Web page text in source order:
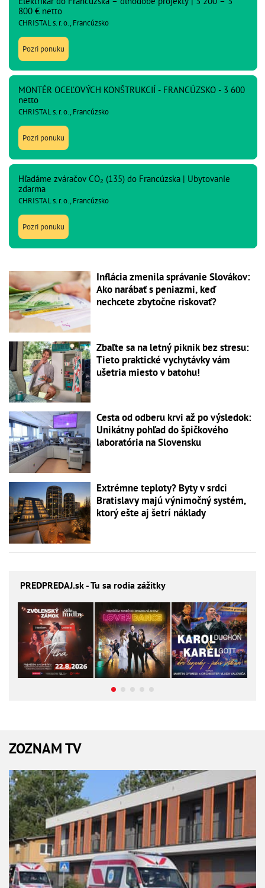
800 € netto
CHRISTAL s. r. o., Francúzsko
Pozri ponuku
MONTÉR OCEĽOVÝCH KONŠTRUKCIÍ - FRANCÚZSKO - 3 600
netto
CHRISTAL s. r. o., Francúzsko
Pozri ponuku
Hľadáme zváračov CO₂ (135) do Francúzska | Ubytovanie
zdarma
CHRISTAL s. r. o., Francúzsko
Pozri ponuku
Inflácia zmenila správanie Slovákov:
Ako narábať s peniazmi, keď
nechcete zbytočne riskovať?
Zbaľte sa na letný piknik bez stresu:
Tieto praktické vychytávky vám
ušetria miesto v batohu!
Cesta od odberu krvi až po výsledok:
Unikátny pohľad do špičkového
laboratória na Slovensku
Extrémne teploty? Byty v srdci
Bratislavy majú výnimočný systém,
ktorý ešte aj šetrí náklady
PREDPREDAJ.sk - Tu sa rodia zážitky
ZOZNAM TV